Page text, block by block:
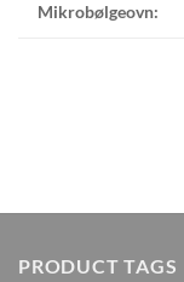
Mikrobølgeovn:
PRODUCT TAGS